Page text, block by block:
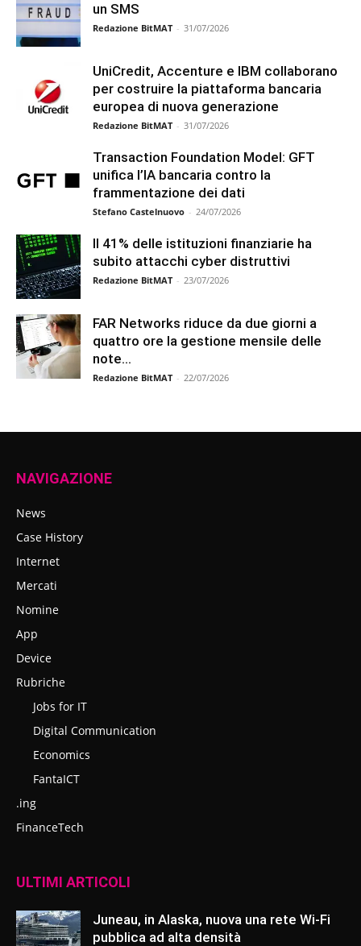
un SMS
Redazione BitMAT - 31/07/2026
UniCredit, Accenture e IBM collaborano
per costruire la piattaforma bancaria
europea di nuova generazione
Redazione BitMAT - 31/07/2026
Transaction Foundation Model: GFT
unifica l’IA bancaria contro la
frammentazione dei dati
Stefano Castelnuovo - 24/07/2026
Il 41% delle istituzioni finanziarie ha
subito attacchi cyber distruttivi
Redazione BitMAT - 23/07/2026
FAR Networks riduce da due giorni a
quattro ore la gestione mensile delle
note...
Redazione BitMAT - 22/07/2026
NAVIGAZIONE
News
Case History
Internet
Mercati
Nomine
App
Device
Rubriche
Jobs for IT
Digital Communication
Economics
FantaICT
.ing
FinanceTech
ULTIMI ARTICOLI
Juneau, in Alaska, nuova una rete Wi-Fi
pubblica ad alta densità